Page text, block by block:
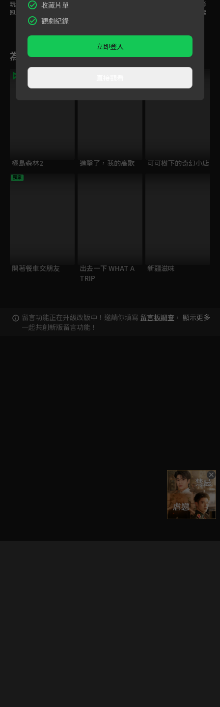
玩樂篇：陳柏霖合體劉
冠廷，與謝欣穎體驗吊
索冒險！
角色篇：陳柏霖集結影
劇好友群邀你一起探索
為您推薦
極島森林2 進擊了，我的高歌 可可樹下的奇幻小店
獨家
開著餐車交朋友
出去一下 WHAT A
TRIP
新疆滋味
留言功能正在升級改版中！邀請你填寫 留言板調查 ，
一起共創新版留言功能！
顯示更多
收藏片單
觀劇紀錄
立即登入